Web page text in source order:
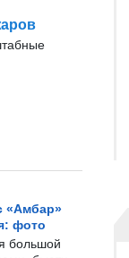
«Амбар»
фото
большой